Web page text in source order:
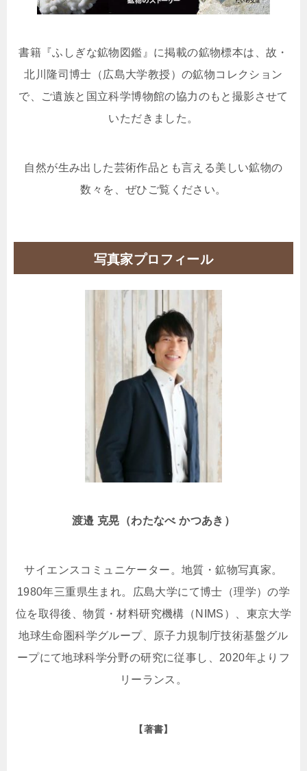
書籍『ふしぎな鉱物図鑑』に掲載の鉱物標本は、故・
北川隆司博士（広島大学教授）の鉱物コレクション
で、ご遺族と国立科学博物館の協力のもと撮影させて
いただきました。
自然が生み出した芸術作品とも言える美しい鉱物の
数々を、ぜひご覧ください。
写真家プロフィール
渡邉 克晃（わたなべ かつあき）
サイエンスコミュニケーター。地質・鉱物写真家。
1980年三重県生まれ。広島大学にて博士（理学）の学
位を取得後、物質・材料研究機構（NIMS）、東京大学
地球生命圏科学グループ、原子力規制庁技術基盤グル
ープにて地球科学分野の研究に従事し、 2020年よりフ
リーランス。
【著書】